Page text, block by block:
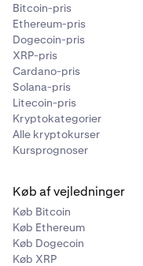
- Vælg
virksomhed).
- Indtast
1) ogNickname
- VælgBank
States (USA).
- UnderSend
- Under afsnittet
USA) skal du
trin 1).
Bitcoin-pris
Ethereum-pris
Dogecoin-pris
XRP-pris
Cardano-pris
Solana-pris
Litecoin-pris
Kryptokategorier
Alle kryptokurser
Kursprognoser
Køb af vejledninger
Køb Bitcoin
Køb Ethereum
Køb Dogecoin
Køb XRP